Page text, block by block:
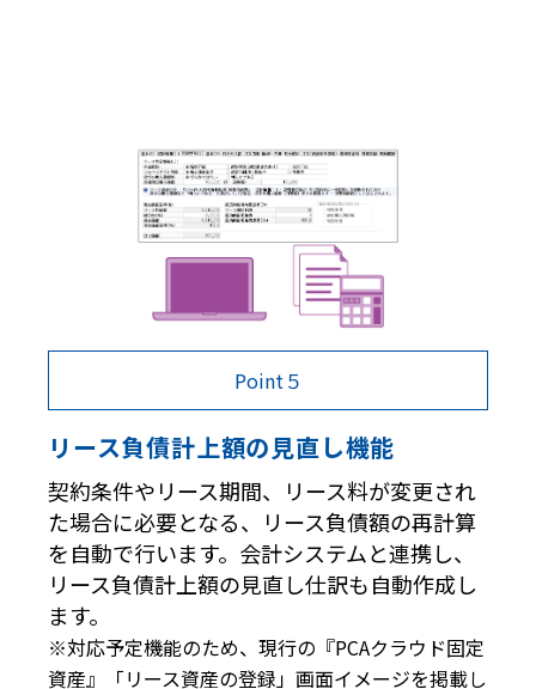
Point５
リース負債計上額の見直し機能
契約条件やリース期間、リース料が変更され
た場合に必要となる、リース負債額の再計算
を自動で行います。会計システムと連携し、
リース負債計上額の見直し仕訳も自動作成し
ます。
※対応予定機能のため、現行の『PCAクラウド固定
資産』「リース資産の登録」画面イメージを掲載し